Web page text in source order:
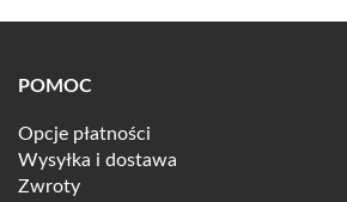
POMOC
Opcje płatności
Wysyłka i dostawa
Zwroty